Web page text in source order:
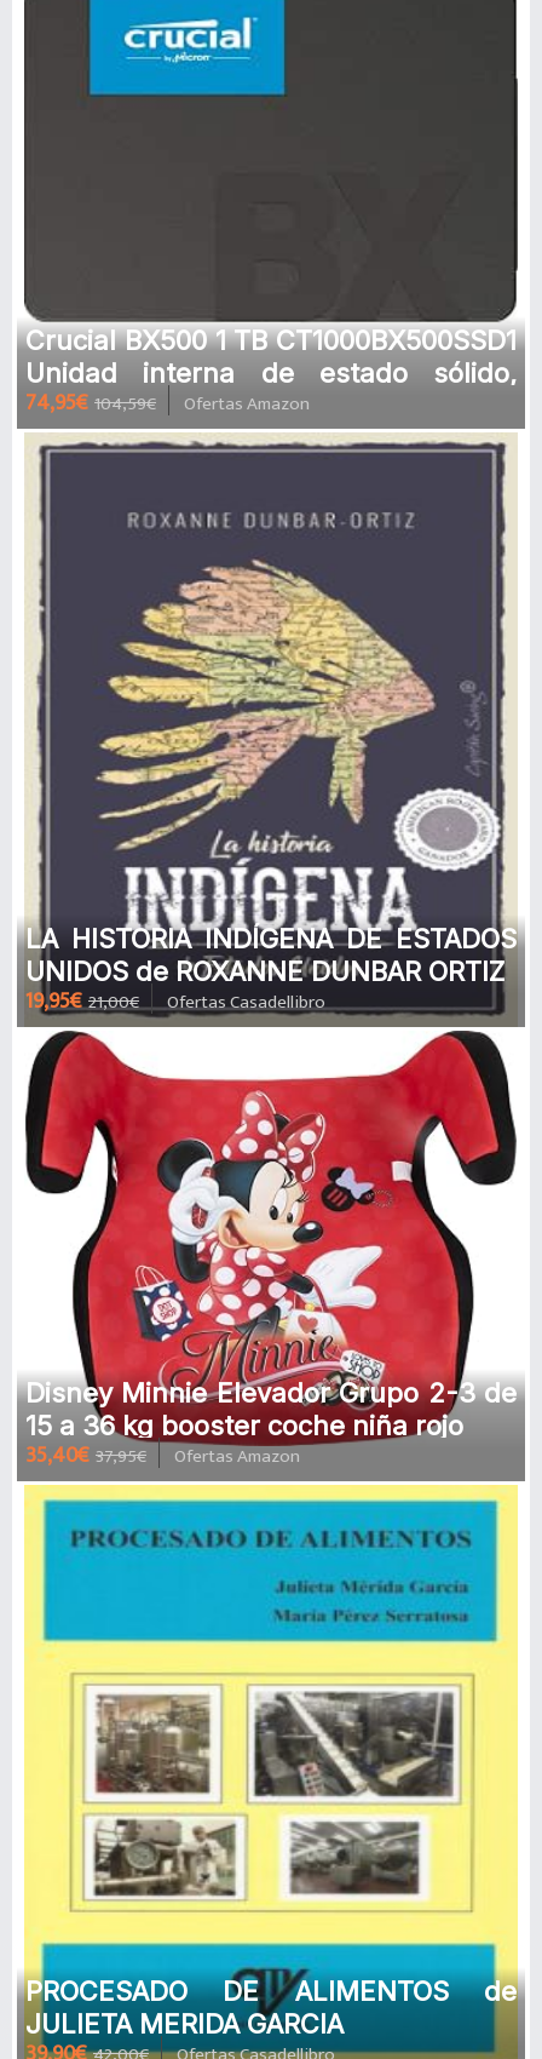
Crucial BX500 1 TB CT1000BX500SSD1
Unidad interna de estado sólido,
hasta 540 MB/s (3D NAND, SATA,
74,95€ 104,59€ Ofertas Amazon
LA HISTORIA INDÍGENA DE ESTADOS
UNIDOS de ROXANNE DUNBAR ORTIZ
19,95€ 21,00€ Ofertas Casadellibro
Disney Minnie Elevador Grupo 2-3 de
15 a 36 kg booster coche niña rojo
35,40€ 37,95€ Ofertas Amazon
PROCESADO DE ALIMENTOS de
JULIETA MERIDA GARCIA